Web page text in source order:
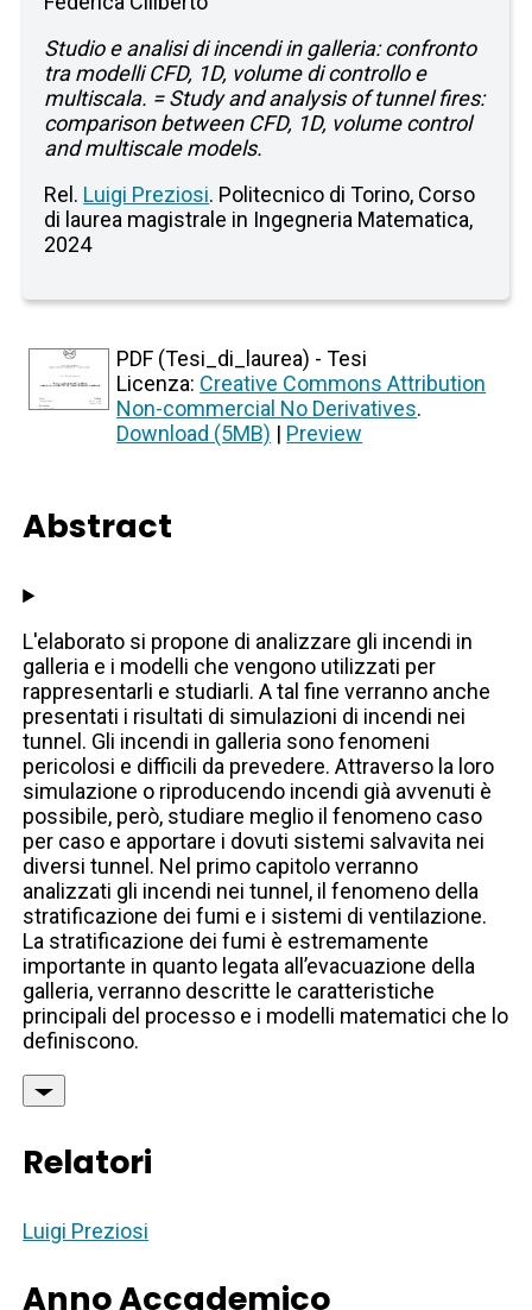
Studio e analisi di incendi in galleria: confronto
tra modelli CFD, 1D, volume di controllo e
multiscala. = Study and analysis of tunnel fires:
comparison between CFD, 1D, volume control
and multiscale models.
Rel. Luigi Preziosi. Politecnico di Torino, Corso
di laurea magistrale in Ingegneria Matematica,
2024
PDF (Tesi_di_laurea) - Tesi
Licenza: Creative Commons Attribution
Non-commercial No Derivatives.
Download (5MB) | Preview
Abstract
L'elaborato si propone di analizzare gli incendi in
galleria e i modelli che vengono utilizzati per
rappresentarli e studiarli. A tal fine verranno anche
presentati i risultati di simulazioni di incendi nei
tunnel. Gli incendi in galleria sono fenomeni
pericolosi e difficili da prevedere. Attraverso la loro
simulazione o riproducendo incendi già avvenuti è
possibile, però, studiare meglio il fenomeno caso
per caso e apportare i dovuti sistemi salvavita nei
diversi tunnel. Nel primo capitolo verranno
analizzati gli incendi nei tunnel, il fenomeno della
stratificazione dei fumi e i sistemi di ventilazione.
La stratificazione dei fumi è estremamente
importante in quanto legata all’evacuazione della
galleria, verranno descritte le caratteristiche
principali del processo e i modelli matematici che lo
definiscono.
Relatori
Luigi Preziosi
Anno Accademico